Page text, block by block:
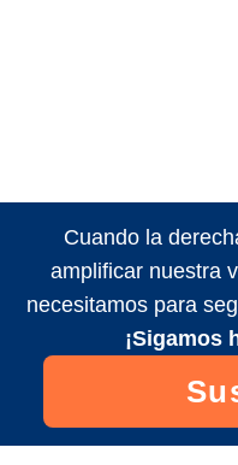
Cuando la
amplificar nuestra
necesitamos para
¡Sigamos